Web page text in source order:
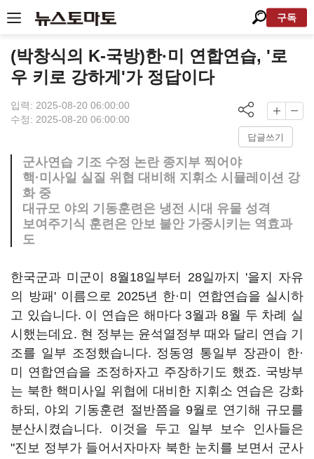
구독
(박창식의 K-국방)한·미 연합연습, '로
우 키로 강하게'가 정답이다
입력: 2025-08-20 06:00:00
수정: 2025-08-20 06:00:00
답글쓰기
군사연습 기조 수정 논란 종지부 찍어야
핵·미사일 실질 위협 대비해 지휘소 시뮬레이션 강
화 중
대규모 야외 기동훈련은 냉전 시대 유물 성격
보여주기식 훈련은 안보 불안 가중시키는 역효과
도
한국군과 미군이 8월18일부터 28일까지 '을지 자유
의 방패' 이름으로 2025년 한·미 연합연습을 실시하
고 있습니다. 이 연습은 해마다 3월과 8월 두 차례 실
시했는데요. 현 정부는 윤석열정부 때와 달리 연습 기
조를 일부 조정했습니다. 정동영 통일부 장관이 한·
미 연합연습을 조정하자고 주장하기도 했죠. 국방부
는 북한 핵미사일 위협에 대비한 지휘소 연습은 강화
하되, 야외 기동훈련 절반쯤을 9월로 연기해 규모를
분산시켰습니다. 이것을 두고 일부 보수 인사들은
"진보 정부가 들어서자마자 북한 눈치를 보면서 군사